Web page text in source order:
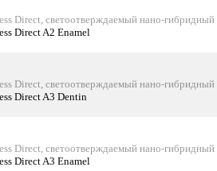
Direct, светоотверждаемый нано-гибридный
Direct A2 Enamel
Direct, светоотверждаемый нано-гибридный
Direct A3 Dentin
Direct, светоотверждаемый нано-гибридный
Direct A3 Enamel